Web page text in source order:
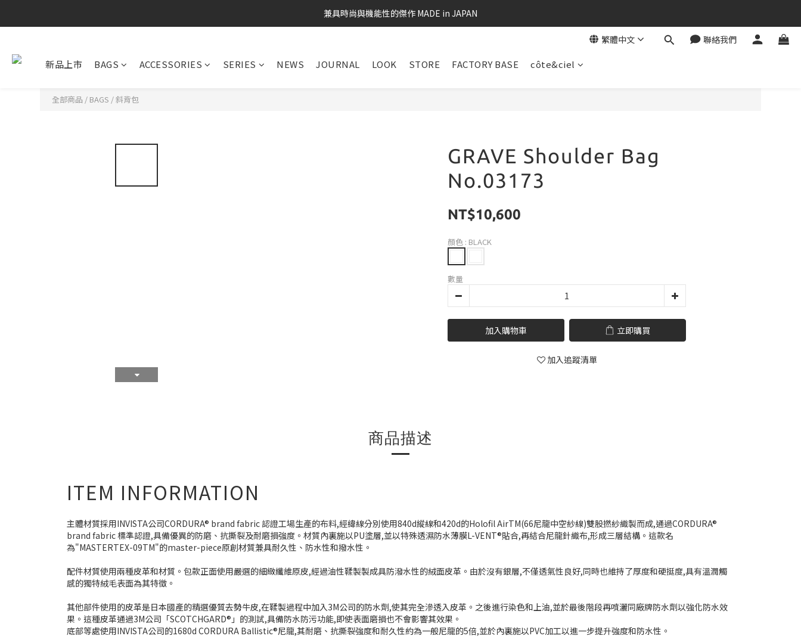
兼具時尚與機能性的傑作 MADE in JAPAN
繁體中文 聯絡我們
新品上市 BAGS ACCESSORIES SERIES NEWS JOURNAL LOOK STORE FACTORY BASE côte&ciel
全部商品 / BAGS /斜背包
GRAVE Shoulder Bag
No.03173
NT$10,600
顏色 : BLACK
數量
加入購物車 立即購買
加入追蹤清單
商品描述
ITEM INFORMATION
主體材質採用INVISTA公司CORDURA® brand fabric 認證工場生產的布料,經緯線分別使用840d縱線和420d的Holofil AirTM(66尼龍中空紗線)雙股撚紗織製而成,通過CORDURA®
brand fabric 標準認證,具備優異的防磨、抗撕裂及耐磨損強度。材質內裏施以PU塗層,並以特殊透濕防水薄膜L-VENT®貼合,再結合尼龍針織布,形成三層結構。這款名
為"MASTERTEX-09TM"的master-piece原創材質兼具耐久性、防水性和撥水性。
配件材質使用兩種皮革和材質。包款正面使用嚴選的細緻纖維原皮,經過油性鞣製製成具防潑水性的絨面皮革。由於沒有銀層,不僅透氣性良好,同時也維持了厚度和硬挺度,具有溫潤觸
感的獨特絨毛表面為其特徵。
其他部件使用的皮革是日本國產的精選優質去勢牛皮,在鞣製過程中加入3M公司的防水劑,使其完全滲透入皮革。之後進行染色和上油,並於最後階段再噴灑同廠牌防水劑以強化防水效
果。這種皮革通過3M公司「SCOTCHGARD®」的測試,具備防水防污功能,即使表面磨損也不會影響其效果。
底部等處使用INVISTA公司的1680d CORDURA Ballistic®尼龍,其耐磨、抗撕裂強度和耐久性約為一般尼龍的5倍,並於內裏施以PVC加工以進一步提升強度和防水性。